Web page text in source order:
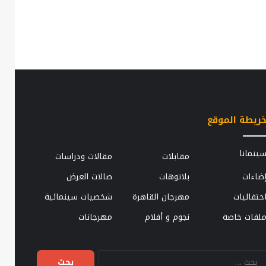
الكروان.. أهم كلاسيكيات السينما
حزينة
من
قبلالزوجة
خريطة الموقع
سينمانا مقابلات
مقالات ودراسات
إضاءات
بلاتوهات
صالات العرض
احتفاليات
مهرجان القاهرة
شخصيات سينمائية
ملفات خاصة
نجوم و أفلام مهرجانات
البحث